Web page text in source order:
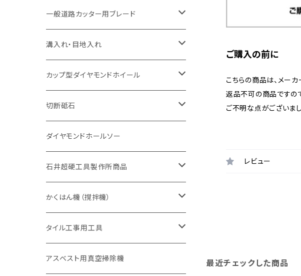
ご購入の前に
こちらの商品は、メー
返品不可の商品ですの
ご不明な点がございま
レビュー
最近チェックした商品
大理石
ヒューム管・U字溝切断用
アスファルト切断用
一般道路カッター用
セグメント（特殊凸凹加工チップ
セグメント
セグメント（特殊凸凹加工チップ
レンガ切断用
セグメント
セグメント（特殊凸凹加工チップ
インターロッキング切断用
セグメントタイプ
一般道路カッター用
鋳鉄管切断用
セグメントタイプ
埋設鋳鉄管工事対応タイプ
ヒューム管・U字溝切断用
セグメント
セグメント（特殊凸凹加工チップ
アスファルト切断用
一般道路カッター用
セグメント
セグメント（特殊凸凹加工チップ
ブロック切断用
セグメント
セグメント（特殊凸凹加工チップ
レンガ切断用
セグメント
セグメント（特殊凸凹加工チップ
インターロッキング切断用
セグメントタイプ
一般道路カッター用
鋳鉄管切断用
セグメントタイプ
埋設鋳鉄管工事対応タイプ
ヒューム管・U字溝切断用
セグメントタイプ
セグメント（特殊凸凹加工チップ
アスファルト切断用
一般道路カッター用
セグメントタイプ
一般道路カッター用
鉄筋コンクリート切断用
セグメントタイプ
インターロッキング切断用
セグメントタイプ
一般道路カッター用
鋳鉄管切断用
セグメントタイプ
埋設鋳鉄管工事対応タイプ
ヒューム管・U字溝切断用
セグメントタイプ
アスファルト切断用
一般道路カッター用
道路アスファルト切断用
Aロット
有効長 250mm
有効長 370mm
Ｃロット
有効長 250mm
M27
有効長 250mm
一般道路カッター用ブレード
道路（アスファルト用）
255mm（10インチ）
305mm（12インチ）
道路（コンクリート舗装面）
255mm（10インチ）
305mm（12インチ）
道路（アス・コン兼用）
305mm（12インチ）
355mm（14インチ）
溝入れ・目地入れ
V型チップ
ストレート型チップ
U型チップ
カップ型ダイヤモンドホイール
100mm（4インチ）
125mm（5インチ）
切断砥石
金属用
305mm（12インチ）
355mm（14インチ）
非金属用
305mm（12インチ）
355mm（14インチ）
ダイヤモンドホールソー
石井超硬工具製作所商品
押し切り（タイル切断機）
本体
替え刃
電動切断機
本体
ブリック＆ブロック用切断機
かくはん機（撹拌機）
本体
低速回転
付属品
タイル工事用工具
手動工具
アスベスト用真空掃除機